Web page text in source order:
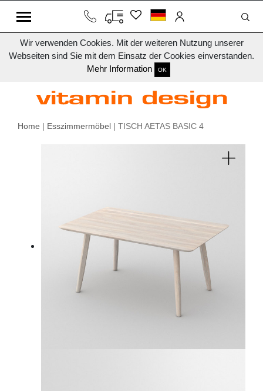
Wir verwenden Cookies. Mit der weiteren Nutzung unserer
Webseiten sind Sie mit dem Einsatz der Cookies einverstanden.
Mehr Information
OK
Home | Esszimmermöbel | TISCH AETAS BASIC 4